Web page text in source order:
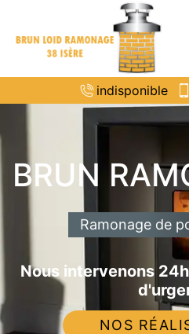
indisponible
BRUN
Ramonage de
Nous intervenons
NOS